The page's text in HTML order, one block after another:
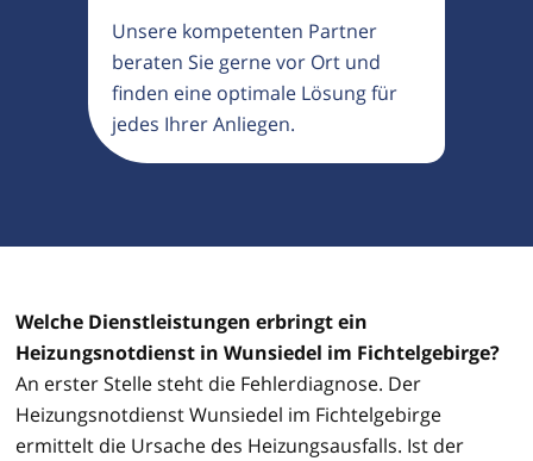
Unsere kompetenten Partner
beraten Sie gerne vor Ort und
finden eine optimale Lösung für
jedes Ihrer Anliegen.
Welche Dienstleistungen erbringt ein
Heizungsnotdienst in Wunsiedel im Fichtelgebirge?
An erster Stelle steht die Fehlerdiagnose. Der
Heizungsnotdienst Wunsiedel im Fichtelgebirge
ermittelt die Ursache des Heizungsausfalls. Ist der